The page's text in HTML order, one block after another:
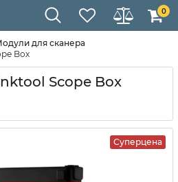
0
для сканера
Box
Scope Box
Суперцена